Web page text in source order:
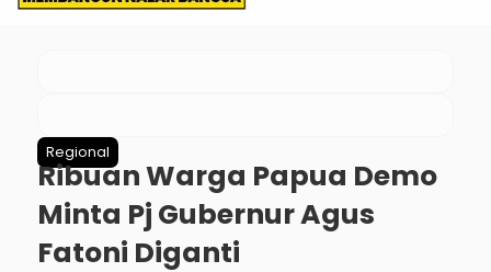
Regional
Ribuan Warga Papua Demo
Minta Pj Gubernur Agus
Fatoni Diganti